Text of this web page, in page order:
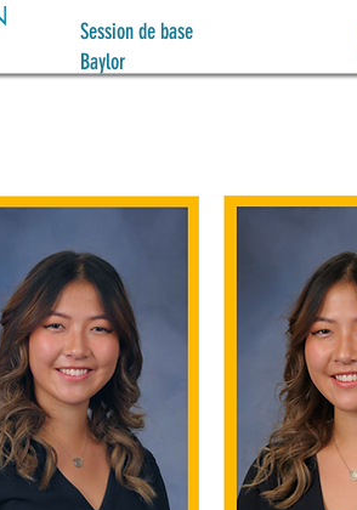
Session de base
Baylor